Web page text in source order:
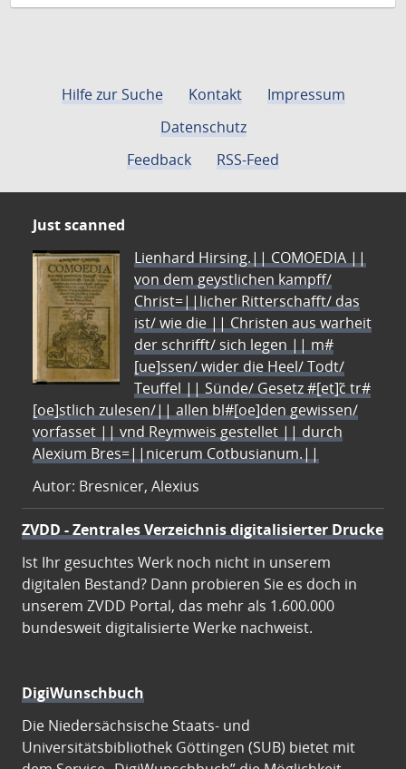
Hilfe zur Suche Kontakt
Impressum
Datenschutz
Feedback
RSS-Feed
Just scanned
Lienhard Hirsing.|| COMOEDIA ||
von dem geystlichen kampff/
Christ=||licher Ritterschafft/ das
ist/ wie die || Christen aus warheit
der schrifft/ sich legen || m#
[ue]ssen/ wider die Heel/ Todt/
Teuffel || Sünde/ Gesetz #[et]c̃ tr#
[oe]stlich zulesen/|| allen bl#[oe]den gewissen/
vorfasset || vnd Reymweis gestellet || durch
Alexium Bres=||nicerum Cotbusianum.||
Autor: Bresnicer, Alexius
ZVDD - Zentrales Verzeichnis digitalisierter Drucke
Ist Ihr gesuchtes Werk noch nicht in unserem
digitalen Bestand? Dann probieren Sie es doch in
unserem ZVDD Portal, das mehr als 1.600.000
bundesweit digitalisierte Werke nachweist.
DigiWunschbuch
Die Niedersächsische Staats- und
Universitätsbibliothek Göttingen (SUB) bietet mit